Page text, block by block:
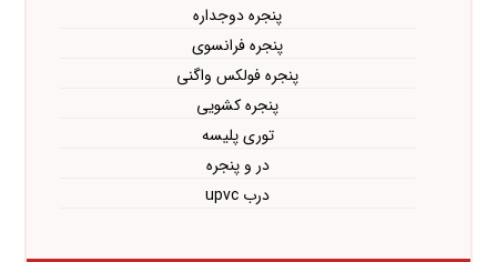
پنجره دوجداره
پنجره فرانسوی
پنجره فولکس واگنی
پنجره کشویی
توری پلیسه
در و پنجره
درب upvc